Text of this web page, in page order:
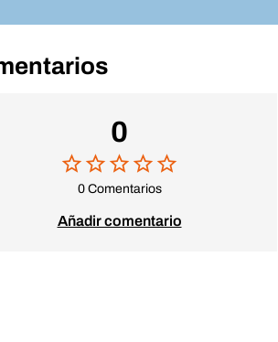
0
0 Comentarios
Añadir comentario